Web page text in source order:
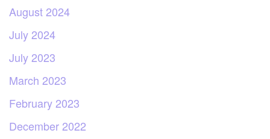
August 2024
July 2024
July 2023
March 2023
February 2023
December 2022